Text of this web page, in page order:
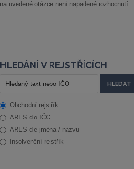
na uvedené otázce není napadené rozhodnutí...
HLEDÁNÍ V REJSTŘÍCÍCH
Obchodní rejstřík
ARES dle IČO
ARES dle jména / názvu
Insolvenční rejstřík